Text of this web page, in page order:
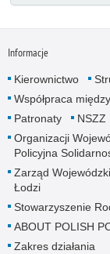
Informacje
Kierownictwo
Współpraca
Patronaty
NSZZ
Organizacji
Policyjna
Zarząd
Łodzi
Stowarzyszenie
ABOUT POLISH
Zakres działania